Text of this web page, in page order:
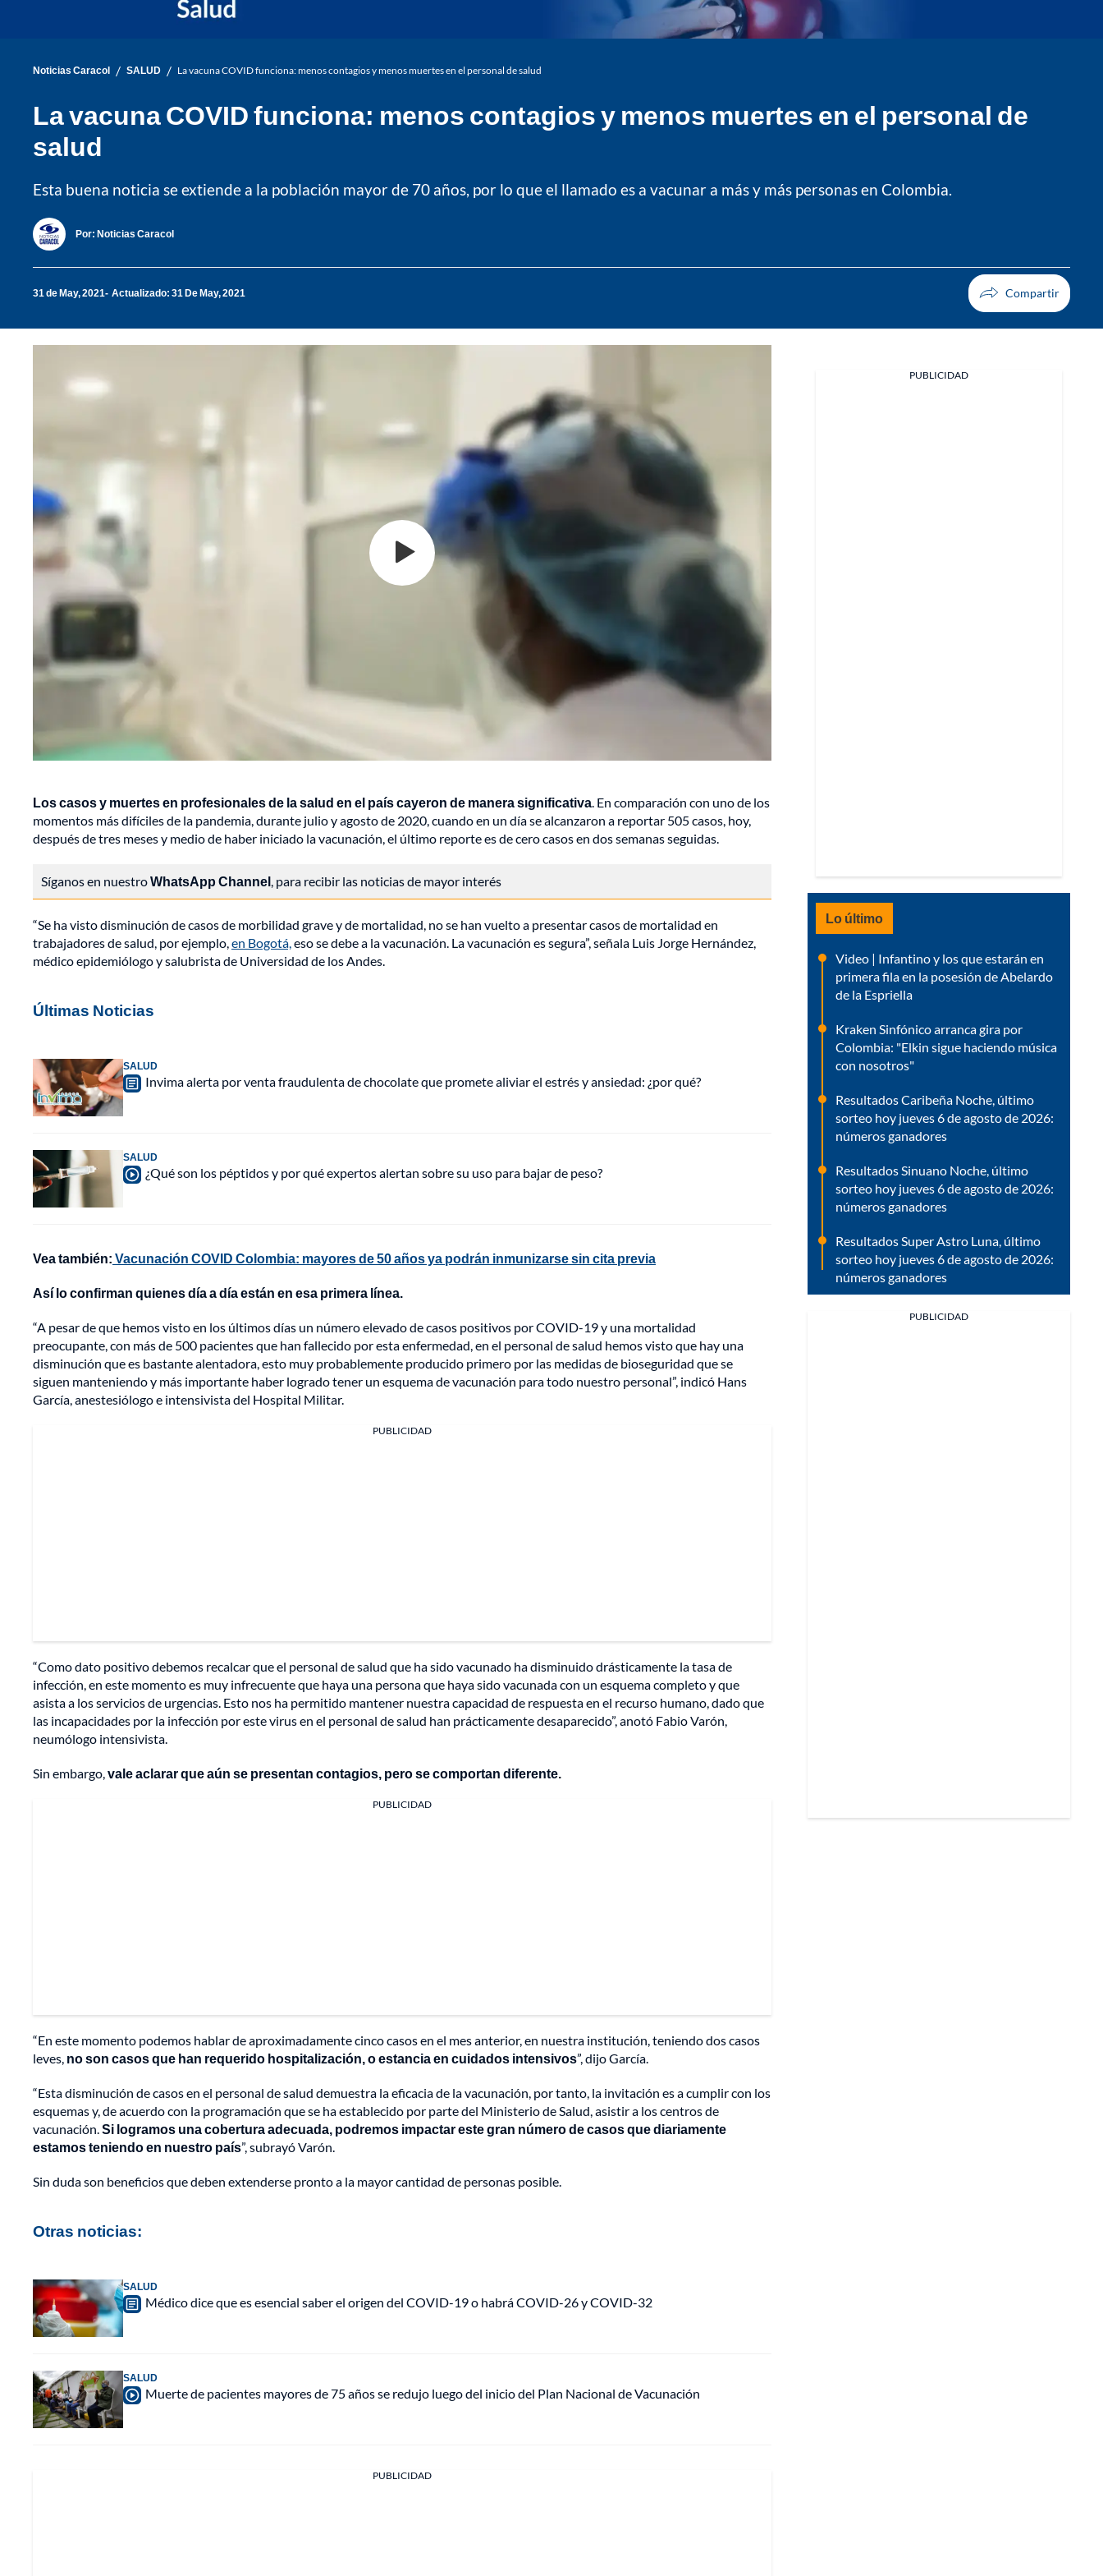
Noticias Caracol / SALUD / La vacuna COVID funciona: menos contagios y menos muertes en el personal de salud
La vacuna COVID funciona: menos contagios y menos muertes en el personal de
salud
Esta buena noticia se extiende a la población mayor de 70 años, por lo que el llamado es a vacunar a más y más personas en Colombia.
Por: Noticias Caracol
31 de May, 2021 Actualizado: 31 De May, 2021
Los casos y muertes en profesionales de la salud en el país cayeron de manera significativa. En comparación con uno de los
momentos más difíciles de la pandemia, durante julio y agosto de 2020, cuando en un día se alcanzaron a reportar 505 casos, hoy,
después de tres meses y medio de haber iniciado la vacunación, el último reporte es de cero casos en dos semanas seguidas.
Síganos en nuestroWhatsApp Channel, para recibir las noticias de mayor interés
“Se ha visto disminución de casos de morbilidad grave y de mortalidad, no se han vuelto a presentar casos de mortalidad en
trabajadores de salud, por ejemplo,en Bogotá,eso se debe a la vacunación. La vacunación es segura”, señala Luis Jorge Hernández,
médico epidemiólogo y salubrista de Universidad de los Andes.
Últimas Noticias
SALUD
Invima alerta por venta fraudulenta de chocolate que promete aliviar el estrés y ansiedad: ¿por qué?
SALUD
¿Qué son los péptidos y por qué expertos alertan sobre su uso para bajar de peso?
Vea también: Vacunación COVID Colombia: mayores de 50 años ya podrán inmunizarse sin cita previa
Así lo confirman quienes día a día están en esa primera línea.
“A pesar de que hemos visto en los últimos días un número elevado de casos positivos por COVID-19 y una mortalidad
preocupante, con más de 500 pacientes que han fallecido por esta enfermedad, en el personal de salud hemos visto que hay una
disminución que es bastante alentadora, esto muy probablemente producido primero por las medidas de bioseguridad que se
siguen manteniendo y más importante haber logrado tener un esquema de vacunación para todo nuestro personal”, indicó Hans
García, anestesiólogo e intensivista del Hospital Militar.
PUBLICIDAD
“Como dato positivo debemos recalcar que el personal de salud que ha sido vacunado ha disminuido drásticamente la tasa de
infección, en este momento es muy infrecuente que haya una persona que haya sido vacunada con un esquema completo y que
asista a los servicios de urgencias. Esto nos ha permitido mantener nuestra capacidad de respuesta en el recurso humano, dado que
las incapacidades por la infección por este virus en el personal de salud han prácticamente desaparecido”, anotó Fabio Varón,
neumólogo intensivista.
Sin embargo,vale aclarar que aún se presentan contagios, pero se comportan diferente.
PUBLICIDAD
“En este momento podemos hablar de aproximadamente cinco casos en el mes anterior, en nuestra institución, teniendo dos casos
leves, no son casos que han requerido hospitalización, o estancia en cuidados intensivos”, dijo García.
“Esta disminución de casos en el personal de salud demuestra la eficacia de la vacunación, por tanto, la invitación es a cumplir con los
esquemas y, de acuerdo con la programación que se ha establecido por parte del Ministerio de Salud, asistir a los centros de
vacunación.Si logramos una cobertura adecuada, podremos impactar este gran número de casos que diariamente
estamos teniendo en nuestro país”, subrayó Varón.
Sin duda son beneficios que deben extenderse pronto a la mayor cantidad de personas posible.
Otras noticias:
SALUD
Médico dice que es esencial saber el origen del COVID-19 o habrá COVID-26 y COVID-32
SALUD
Muerte de pacientes mayores de 75 años se redujo luego del inicio del Plan Nacional de Vacunación
PUBLICIDAD
PUBLICIDAD
Lo último
Video | Infantino y los que estarán en
primera fila en la posesión de Abelardo
de la Espriella
Kraken Sinfónico arranca gira por
Colombia: "Elkin sigue haciendo música
con nosotros"
Resultados Caribeña Noche, último
sorteo hoy jueves 6 de agosto de 2026:
números ganadores
Resultados Sinuano Noche, último
sorteo hoy jueves 6 de agosto de 2026:
números ganadores
Resultados Super Astro Luna, último
sorteo hoy jueves 6 de agosto de 2026:
números ganadores
PUBLICIDAD